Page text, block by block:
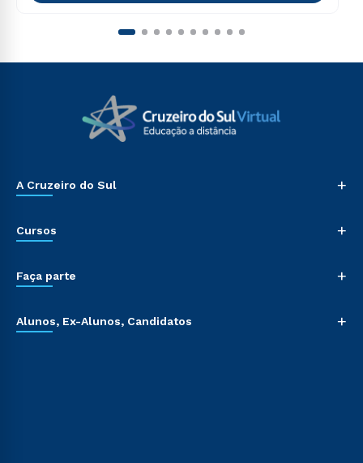
A Cruzeiro do Sul +
Cursos +
Faça parte +
Alunos, Ex-Alunos, Candidatos +